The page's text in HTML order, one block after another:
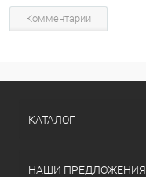
Комментарии
КАТАЛОГ
НАШИ ПРЕДЛОЖЕНИЯ